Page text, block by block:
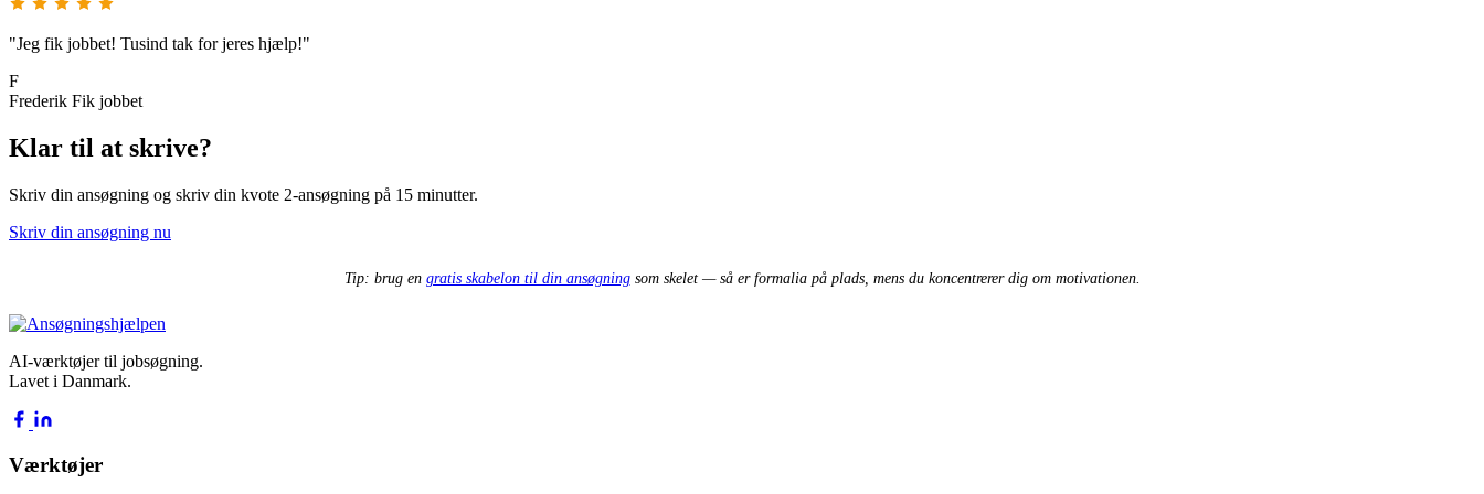
"Jeg fik jobbet! Tusind tak for jeres hjælp!"
F
Frederik Fik jobbet
Klar til at skrive?
Skriv din ansøgning og skriv din kvote 2-ansøgning på 15 minutter.
Skriv din ansøgning nu
Tip: brug en gratis skabelon til din ansøgningsom skelet — så er formalia på plads, mens du koncentrerer dig om motivationen.
AI-værktøjer til jobsøgning.
Lavet i Danmark.
Værktøjer